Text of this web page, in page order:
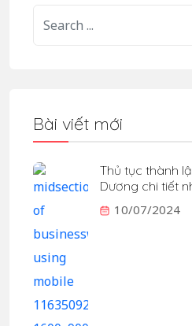
Bài viết mới
Thủ tục thành
Dương chi tiết
10/07/2024